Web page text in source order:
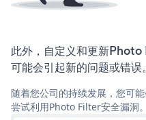
此外，自定义和更新
可能会引起新的问题或错误。
随着您公司的持续发展，您可
尝试利用Photo Filter安全漏洞。